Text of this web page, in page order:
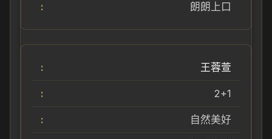
朗朗上口
王蓉萱
2+1
自然美好